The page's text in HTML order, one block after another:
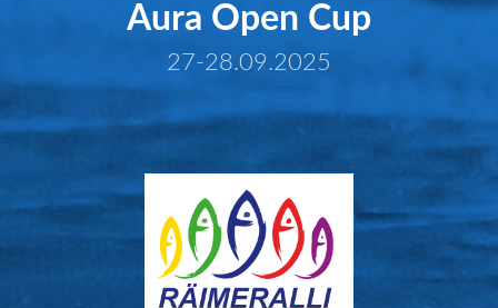
Aura Open Cup
27-28.09.2025